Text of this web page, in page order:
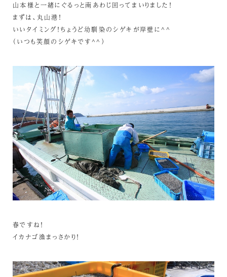
山本様と一緒にぐるっと南あわじ回ってまいりました！
まずは、丸山港！
いいタイミング！ちょうど幼馴染のシゲキが岸壁に^^
（いつも笑顔のシゲキです^^）
春ですね！
イカナゴ漁まっさかり！